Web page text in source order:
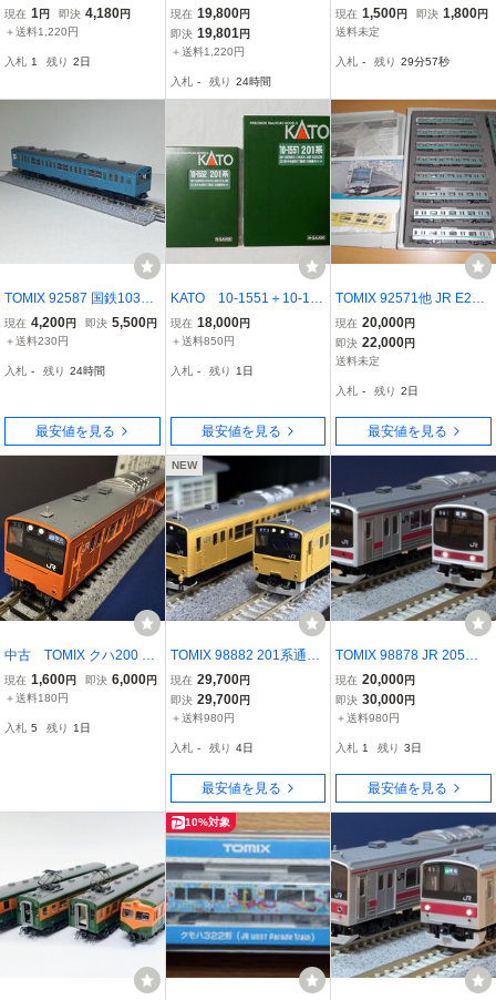
鉄道コレクション JR 105
系 体質改善30N更新車 紀
ット 鉄コレ ジオコレ 中
現在 1円 即決 4,180円
＋送料1,220円
入札 1 残り 2日
系 3500番台 播但線 4両セ
ット 鉄道模型 Nゲージ マ
イクロエース 中古 良好 S
現在 19,800円
即決 19,801 円
＋送料1,220円
入札 - 残り 24時間
000 屋根 JR 207-1000系
通勤電車(転落防止幌付)セ
現在 1,500円 即決 1,800円
送料未定
入札 - 残り 29分55秒
TOMIX 92587 国鉄103系
通勤電車 新製冷房車・ス
カイブルー 基本セット よ
現在 4,200円 即決 5,500円
＋送料230円
入札 - 残り 24時間
最安値を見る
KATO 10-1551＋10-155
2 201系中央線色（T編
成）基本6両＋増結4両セ
使用】
現在 18,000円
＋送料850円
入札 - 残り 1日
最安値を見る
TOMIX 92571他 JR E233
系2000 通勤電車 常磐線
基本＋増結 10両セット
トミックス
現在 20,000円
即決 22,000円
送料未定
入札 - 残り 2日
最安値を見る
中古 TOMIX クハ200 中
央線3
現在 1,600円 即決 6,000円
＋送料180円
入札 5 残り 1日
NEW
TOMIX 98882 201系通勤
電車 中央・総武線各駅停
車 10両セット Nゲージ
トミックス
現在 29,700円
即決 29,700円
＋送料980円
入札 - 残り 4日
最安値を見る
TOMIX 98878 JR 205系
通勤電車（京葉線・新製
車）セット 【未走行品】
現在 20,000円
即決 30,000円
＋送料980円
入札 1 残り 3日
最安値を見る
10%対象